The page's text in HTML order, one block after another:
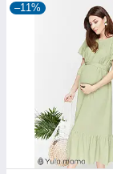
–11%